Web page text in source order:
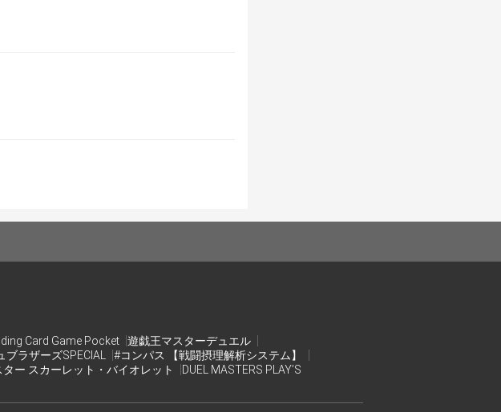
する。
Card Game Pocket
遊戯王マスターデュエル
ラザーズSPECIAL
#コンパス 【戦闘摂理解析システム】
ー スカーレット・バイオレット DUEL MASTERS PLAY’S